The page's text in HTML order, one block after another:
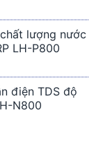
lượng nước
LH-P800
điện TDS độ
N800